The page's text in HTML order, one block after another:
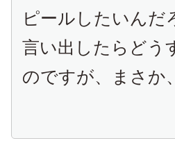
ピールしたいんだ
言い出したらどう
のですが、まさか